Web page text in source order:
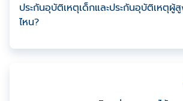
ประกันอุบัติเหตุเด็กและประกันอุบัติเหตุผู้
ไหน?